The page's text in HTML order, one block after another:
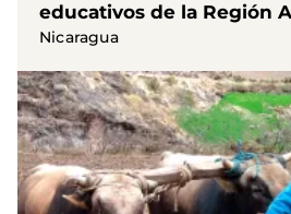
educativos de la Región
Nicaragua